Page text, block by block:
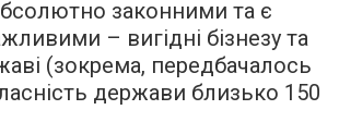
законними та є
– вигідні бізнезу та
(зокрема, передбачалось
держави близько 150